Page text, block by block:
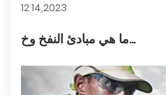
12 14,2023
ما هي مبادئ النفخ وخ...